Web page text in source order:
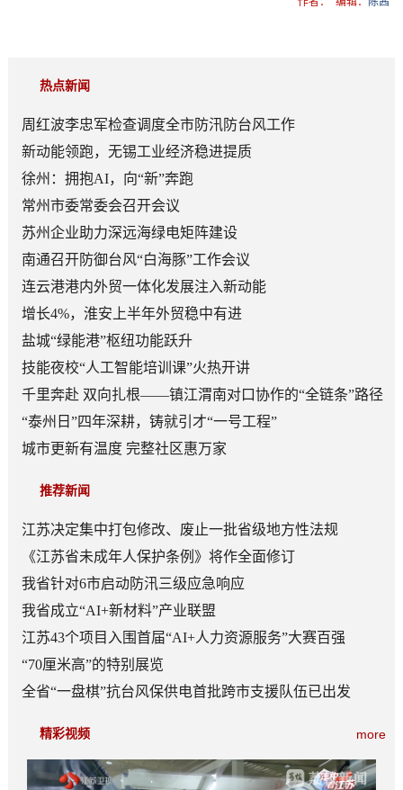
热点新闻
周红波李忠军检查调度全市防汛防台风工作
新动能领跑，无锡工业经济稳进提质
徐州：拥抱AI，向“新”奔跑
常州市委常委会召开会议
苏州企业助力深远海绿电矩阵建设
南通召开防御台风“白海豚”工作会议
连云港港内外贸一体化发展注入新动能
增长4%，淮安上半年外贸稳中有进
盐城“绿能港”枢纽功能跃升
技能夜校“人工智能培训课”火热开讲
千里奔赴 双向扎根——镇江渭南对口协作的“全链条”路径
“泰州日”四年深耕，铸就引才“一号工程”
城市更新有温度 完整社区惠万家
推荐新闻
江苏决定集中打包修改、废止一批省级地方性法规
《江苏省未成年人保护条例》将作全面修订
我省针对6市启动防汛三级应急响应
我省成立“AI+新材料”产业联盟
江苏43个项目入围首届“AI+人力资源服务”大赛百强
“70厘米高”的特别展览
全省“一盘棋”抗台风保供电首批跨市支援队伍已出发
more
精彩视频